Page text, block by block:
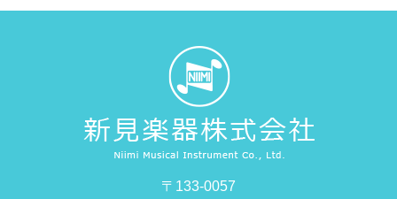
〒133-0057